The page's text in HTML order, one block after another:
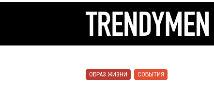
ОБРАЗ ЖИЗНИ СОБЫТИЯ